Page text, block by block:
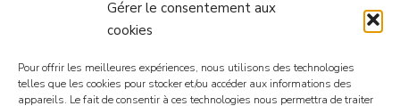
Gérer le consentement aux
cookies
Pour offrir les meilleures expériences, nous utilisons des technologies
telles que les cookies pour stocker et/ou accéder aux informations des
appareils. Le fait de consentir à ces technologies nous permettra de traiter